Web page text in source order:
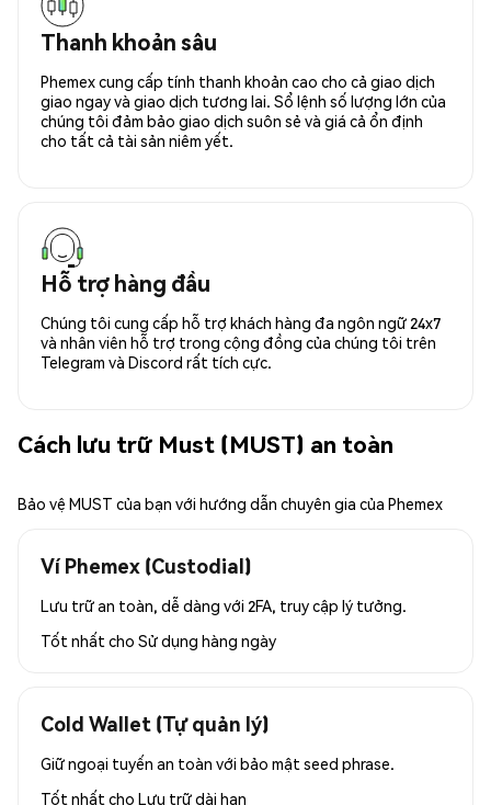
Thanh khoản sâu
Phemex cung cấp tính thanh khoản cao cho cả giao dịch
giao ngay và giao dịch tương lai. Sổ lệnh số lượng lớn của
chúng tôi đảm bảo giao dịch suôn sẻ và giá cả ổn định
cho tất cả tài sản niêm yết.
Hỗ trợ hàng đầu
Chúng tôi cung cấp hỗ trợ khách hàng đa ngôn ngữ 24x7
và nhân viên hỗ trợ trong cộng đồng của chúng tôi trên
Telegram và Discord rất tích cực.
Cách lưu trữ Must (MUST) an toàn
Bảo vệ MUST của bạn với hướng dẫn chuyên gia của Phemex
Ví Phemex (Custodial)
Lưu trữ an toàn, dễ dàng với 2FA, truy cập lý tưởng.
Tốt nhất cho Sử dụng hàng ngày
Cold Wallet (Tự quản lý)
Giữ ngoại tuyến an toàn với bảo mật seed phrase.
Tốt nhất cho Lưu trữ dài hạn